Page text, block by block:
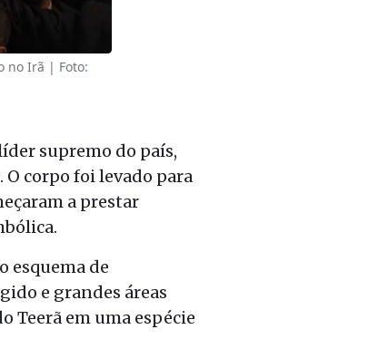
no Irã | Foto:
supremo do país,
corpo foi levado para
a prestar
esquema de
e grandes áreas
Teerã em uma espécie